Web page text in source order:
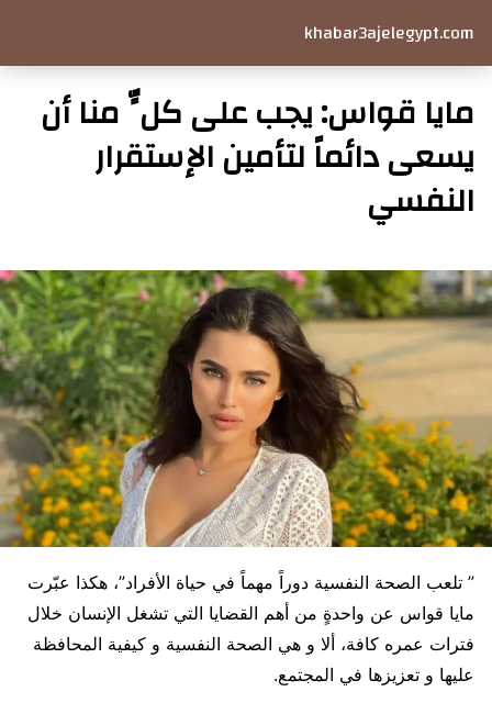
khabar3ajelegypt.com
مايا قواس: يجب على كلٍّ منا أن
يسعى دائماً لتأمين الإستقرار
النفسي
” تلعب الصحة النفسية دوراً مهماً في حياة الأفراد”، هكذا عبّرت
مايا قواس عن واحدةٍ من أهم القضايا التي تشغل الإنسان خلال
فترات عمره كافة، ألا و هي الصحة النفسية و كيفية المحافظة
عليها و تعزيزها في المجتمع.